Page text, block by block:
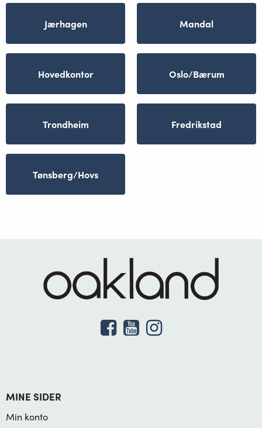
Jærhagen Mandal
Hovedkontor Oslo/Bærum
Trondheim Fredrikstad
Tønsberg/Hovs
MINE SIDER
Min konto